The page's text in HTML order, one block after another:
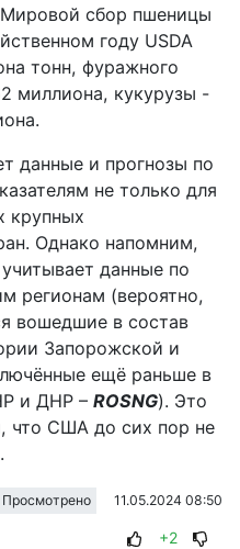
Мировой сбор пшеницы
году USDA
тонн, фуражного
миллиона, кукурузы -
данные и прогнозы по
не только для
крупных
Однако напомним,
данные по
регионам (вероятно,
вошедшие в состав
Запорожской и
ещё раньше в
и ДНР – ROSNG). Это
что США до сих пор не
Просмотрено 11.05.2024 08:50
+2